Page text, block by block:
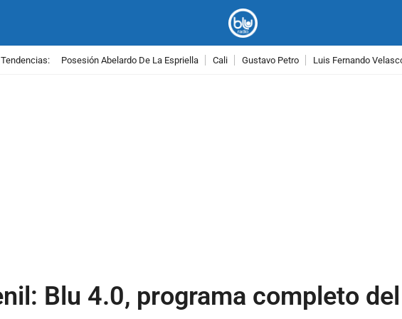
Tendencias: Posesión Abelardo De La Espriella Cali Gustavo Petro Luis Fernando
Blu 4.0, programa completo